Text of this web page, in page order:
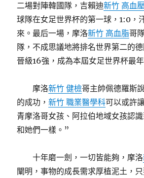
二場對陣韓國隊，吉賴迪新竹 高血
球隊在女足世界杯的第一球，1:0，
來。最后一場，摩洛新竹 高血脂哥
隊，不成思議地將排名世界第二的
晉級16強，成為本屆女足世界杯最
摩洛新竹 健檢哥主帥佩德羅斯
的成功，新竹 職業醫學科可以或許
青摩洛哥女孩、阿拉伯地域女孩認
和她們一樣。”
十年磨一劍，一切皆能夠，摩洛
闡明，事物的成長需求厚植泥土，